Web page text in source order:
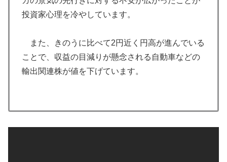
投資家心理を冷やしています。
また、きのうに比べて2円近く円高が進んでいる
ことで、収益の目減りが懸念される自動車などの
輸出関連株が値を下げています。